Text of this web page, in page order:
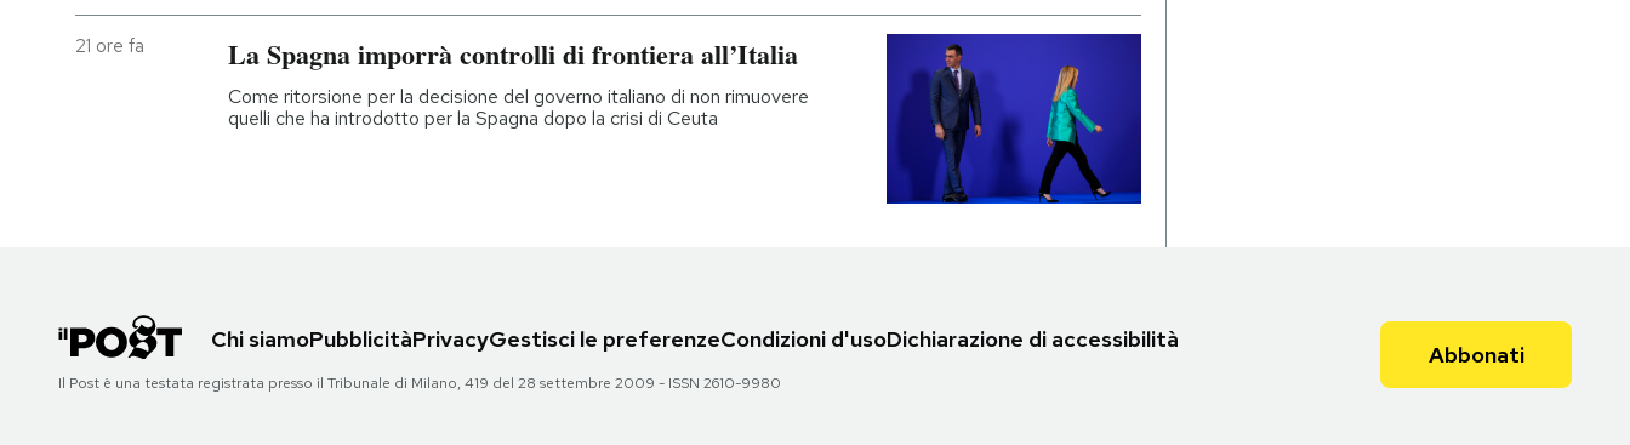
21 ore fa La Spagna imporrà controlli di frontiera all’Italia
Come ritorsione per la decisione del governo italiano di non rimuovere
quelli che ha introdotto per la Spagna dopo la crisi di Ceuta
Chi siamoPubblicitàPrivacyGestisci le preferenzeCondizioni d'usoDichiarazione di accessibilità
Il Post è una testata registrata presso il Tribunale di Milano, 419 del 28 settembre 2009 - ISSN 2610-9980
Abbonati